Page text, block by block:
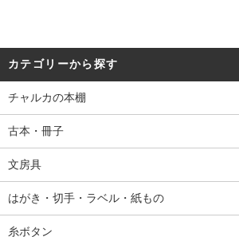
カテゴリーから探す
チャルカの本棚
古本・冊子
文房具
はがき・切手・ラベル・紙もの
糸ボタン